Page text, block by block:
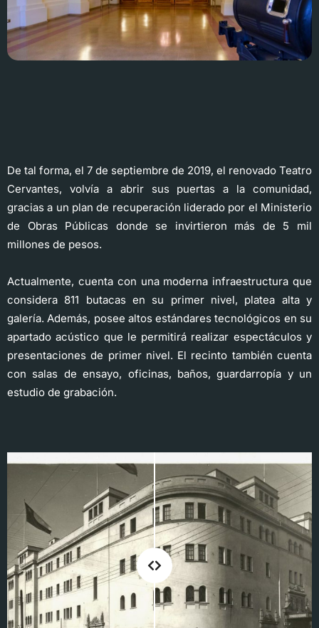
De tal forma, el 7 de septiembre de 2019, el renovado Teatro
Cervantes, volvía a abrir sus puertas a la comunidad,
gracias a un plan de recuperación liderado por el Ministerio
de Obras Públicas donde se invirtieron más de 5 mil
millones de pesos.
Actualmente, cuenta con una moderna infraestructura que
considera 811 butacas en su primer nivel, platea alta y
galería. Además, posee altos estándares tecnológicos en su
apartado acústico que le permitirá realizar espectáculos y
presentaciones de primer nivel. El recinto también cuenta
con salas de ensayo, oficinas, baños, guardarropía y un
estudio de grabación.